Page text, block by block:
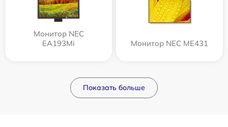
Монитор NEC
EA193Mi
Монитор NEC ME431
Показать больше